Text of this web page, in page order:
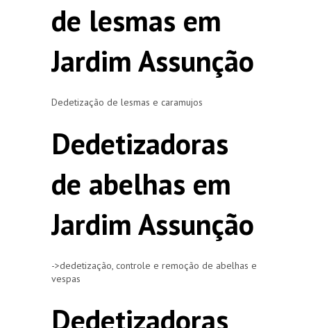
de lesmas em
Jardim Assunção
Dedetização de lesmas e caramujos
Dedetizadoras
de abelhas em
Jardim Assunção
->dedetização, controle e remoção de abelhas e
vespas
Dedetizadoras